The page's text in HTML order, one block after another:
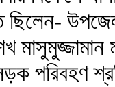
মাসুমুজ্জামান
পরিবহণ